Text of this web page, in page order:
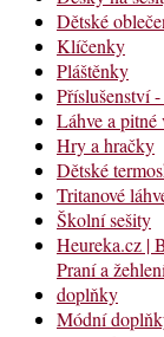
Dětské
Klíčenky
Pláštěnky
Příslušenství
Láhve a pitné
Hry a hračky
Dětské
Tritanové
Školní sešity
Heureka.cz |
Praní a
doplňky
Módní